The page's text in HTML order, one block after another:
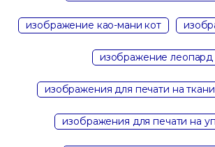
изображение као-мани кот
изображение леопард
изображения для печати на ткани
изображения для печати на